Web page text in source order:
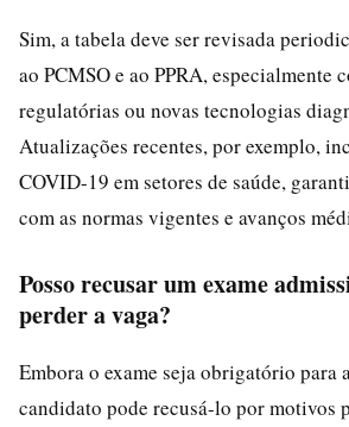
Sim, a tabela deve ser revisada
ao PCMSO e ao PPRA, especialmente
regulatórias ou novas tecnologias
Atualizações recentes, por exemplo,
COVID-19 em setores de saúde,
com as normas vigentes e avanços
Posso recusar um exame
perder a vaga?
Embora o exame seja obrigatório para
candidato pode recusá-lo por motivos